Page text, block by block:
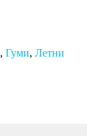
, Гуми, Летни